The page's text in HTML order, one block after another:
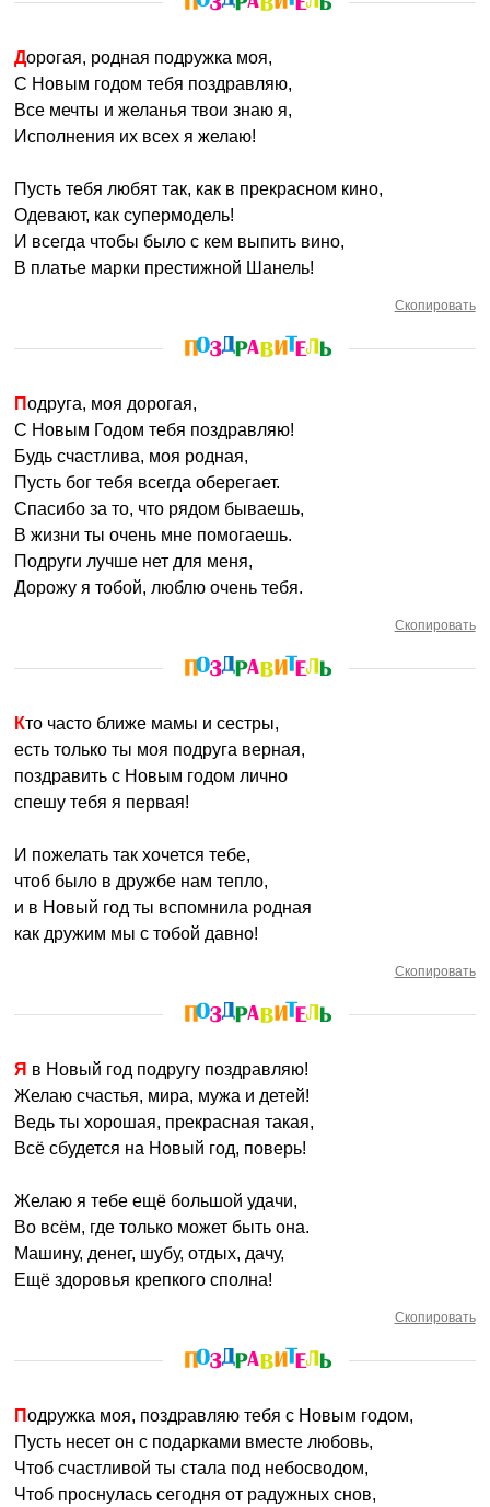
Дорогая, родная подружка моя,
С Новым годом тебя поздравляю,
Все мечты и желанья твои знаю я,
Исполнения их всех я желаю!
Пусть тебя любят так, как в прекрасном кино,
Одевают, как супермодель!
И всегда чтобы было с кем выпить вино,
В платье марки престижной Шанель!
Скопировать
Подруга, моя дорогая,
С Новым Годом тебя поздравляю!
Будь счастлива, моя родная,
Пусть бог тебя всегда оберегает.
Спасибо за то, что рядом бываешь,
В жизни ты очень мне помогаешь.
Подруги лучше нет для меня,
Дорожу я тобой, люблю очень тебя.
Скопировать
Кто часто ближе мамы и сестры,
есть только ты моя подруга верная,
поздравить с Новым годом лично
спешу тебя я первая!
И пожелать так хочется тебе,
чтоб было в дружбе нам тепло,
и в Новый год ты вспомнила родная
как дружим мы с тобой давно!
Скопировать
Я в Новый год подругу поздравляю!
Желаю счастья, мира, мужа и детей!
Ведь ты хорошая, прекрасная такая,
Всё сбудется на Новый год, поверь!
Желаю я тебе ещё большой удачи,
Во всём, где только может быть она.
Машину, денег, шубу, отдых, дачу,
Ещё здоровья крепкого сполна!
Скопировать
Подружка моя, поздравляю тебя с Новым годом,
Пусть несет он с подарками вместе любовь,
Чтоб счастливой ты стала под небосводом,
Чтоб проснулась сегодня от радужных снов,